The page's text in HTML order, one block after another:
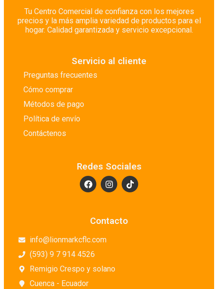
Tu Centro Comercial de confianza con los mejores
precios y la más amplia variedad de productos para el
hogar. Calidad garantizada y servicio excepcional.
Servicio al cliente
Preguntas frecuentes
Cómo comprar
Métodos de pago
Política de envío
Contáctenos
Redes Sociales
Contacto
info@lionmarkcflc.com
(593) 9 7 914 4526
Remigio Crespo y solano
Cuenca - Ecuador